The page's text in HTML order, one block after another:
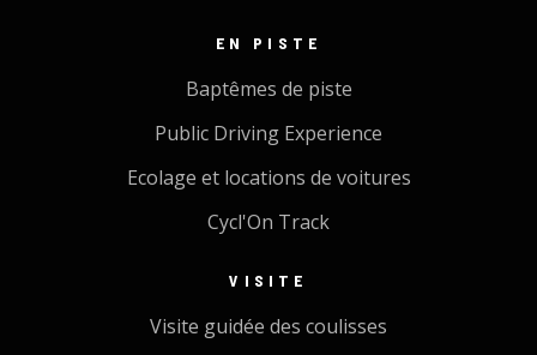
EN PISTE
Baptêmes de piste
Public Driving Experience
Ecolage et locations de voitures
Cycl'On Track
VISITE
Visite guidée des coulisses